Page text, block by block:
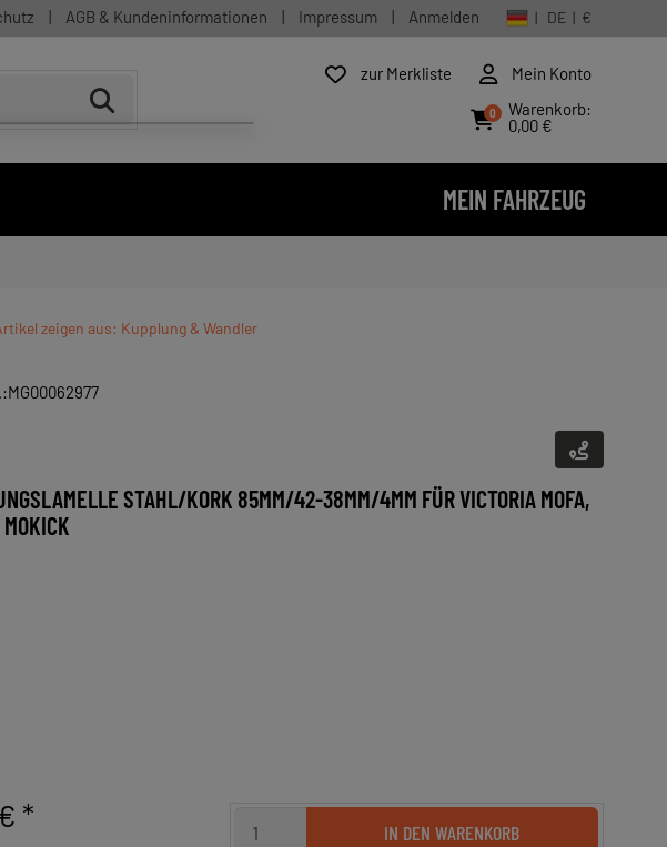
| AGB & Kundeninformationen | Impressum | Anmelden | DE | €
zur Merkliste Mein Konto
0
Warenkorb:
0,00 €
MEIN FAHRZEUG
zeigen aus: Kupplung & Wandler
STAHL/KORK 85MM/42-38MM/4MM FÜR VICTORIA MOFA,
* IN DEN WARENKORB